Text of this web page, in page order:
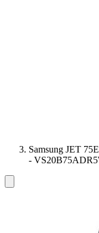
Samsung JET
-